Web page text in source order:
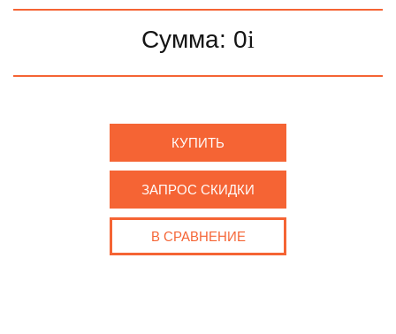
Сумма: 0i
КУПИТЬ
ЗАПРОС СКИДКИ
В СРАВНЕНИЕ